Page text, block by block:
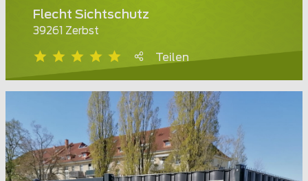
Flecht Sichtschutz
39261 Zerbst
Teilen